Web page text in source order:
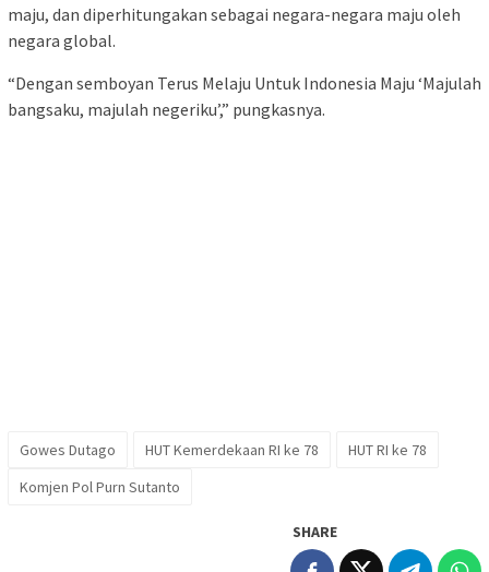
maju, dan diperhitungakan sebagai negara-negara maju oleh
negara global.
“Dengan semboyan Terus Melaju Untuk Indonesia Maju ‘Majulah
bangsaku, majulah negeriku’,” pungkasnya.
Gowes Dutago HUT Kemerdekaan RI ke 78
HUT RI ke 78
Komjen Pol Purn Sutanto
SHARE